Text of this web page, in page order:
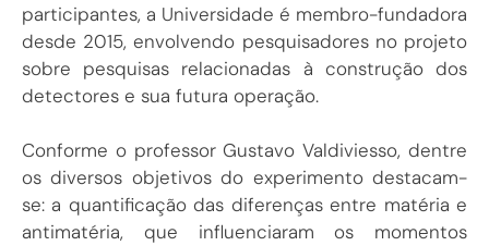
participantes, a Universidade é membro-fundadora
desde 2015, envolvendo pesquisadores no projeto
sobre pesquisas relacionadas à construção dos
detectores e sua futura operação.
Conforme o professor Gustavo Valdiviesso, dentre
os diversos objetivos do experimento destacam-
se: a quantificação das diferenças entre matéria e
antimatéria, que influenciaram os momentos